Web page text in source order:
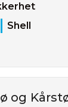
Shell
og